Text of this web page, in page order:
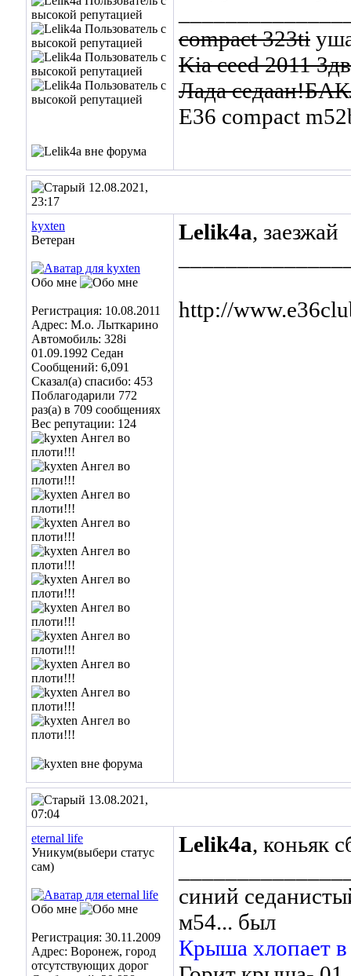
compact 323ti
Kia ceed 2011
Лада
Е36 compact
12.08.2021,
23:17
kyxten
Ветеран
Обо мне
Регистрация: 10.08.2011
Адрес: М.о. Лыткарино
Автомобиль: 328i
01.09.1992 Седан
Сообщений: 6,091
Сказал(а) спасибо: 453
Поблагодарили 772
раз(а) в 709 сообщениях
Вес репутации: 124
Lelik4a, заезжай
http://
13.08.2021,
07:04
eternal life
Уникум(выбери статус
сам)
Обо мне
Регистрация: 30.11.2009
Адрес: Воронеж, город
отсутствующих дорог
Lelik4a, коньяк
синий
м54... был
Крыша хлопает